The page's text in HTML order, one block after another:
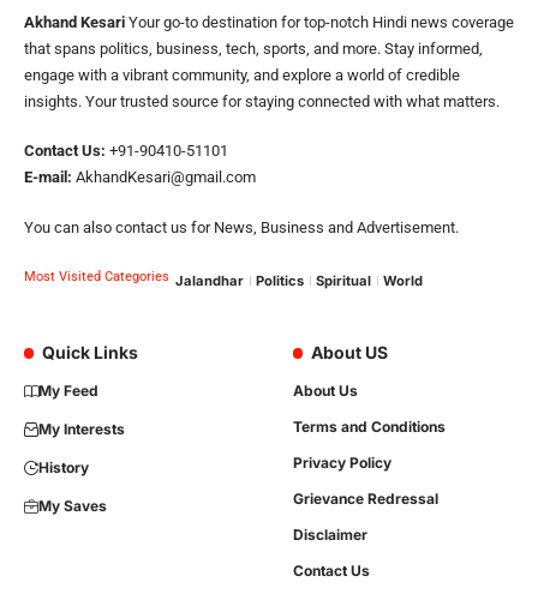
Akhand Kesari Your go-to destination for top-notch Hindi news coverage
that spans politics, business, tech, sports, and more. Stay informed,
engage with a vibrant community, and explore a world of credible
insights. Your trusted source for staying connected with what matters.
Contact Us: +91-90410-51101
E-mail: AkhandKesari@gmail.com
You can also contact us for News, Business and Advertisement.
Most Visited Categories Jalandhar Politics Spiritual World
Quick Links
My Feed
My Interests
History
My Saves
About US
About Us
Terms and Conditions
Privacy Policy
Grievance Redressal
Disclaimer
Contact Us